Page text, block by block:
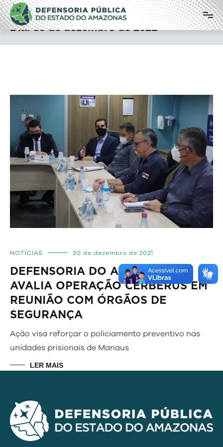
Pular
para
o
conteúdo
Defensoria Pública do Estado do
Amazonas
Dia:30 de dezembro de 2021
NOTÍCIAS 30 de dezembro de 2021
DEFENSORIA DO AMAZONAS
AVALIA OPERAÇÃO CERBERUS EM
REUNIÃO COM ÓRGÃOS DE
SEGURANÇA
Ação visa reforçar o policiamento preventivo nas
unidades prisionais de Manaus
LER MAIS